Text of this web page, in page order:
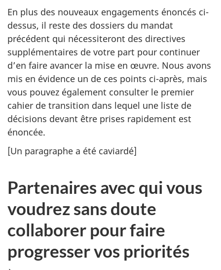
En plus des nouveaux engagements énoncés ci-
dessus, il reste des dossiers du mandat
précédent qui nécessiteront des directives
supplémentaires de votre part pour continuer
d’en faire avancer la mise en œuvre. Nous avons
mis en évidence un de ces points ci-après, mais
vous pouvez également consulter le premier
cahier de transition dans lequel une liste de
décisions devant être prises rapidement est
énoncée.
[Un paragraphe a été caviardé]
Partenaires avec qui vous
voudrez sans doute
collaborer pour faire
progresser vos priorités